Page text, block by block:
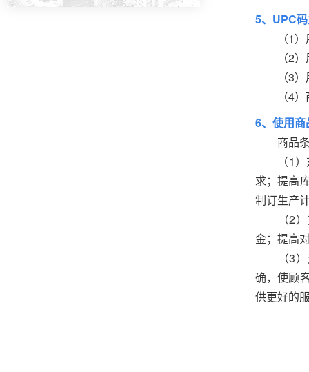
5、UPC
（1）用
（2）
（3）
（4）
6、使用
商品条
（1）对
求；提高
制订生产
（2）对
金；提高
（3）对
确，使顾
供更好的